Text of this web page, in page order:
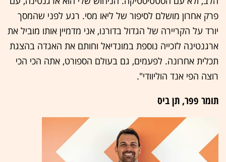
פרק אחרון מושלם לסיפור של ליאו מסי. רגע לפני שהמסך
יורד על הקריירה של הגדול בדורנו, אני מדמיין אותו מוביל את
ארגנטינה לזכייה נוספת במונדיאל וחותם את האגדה בהצגת
תכלית אחרונה. לפעמים, גם בעולם הספורט, אתה הכי הכי
רוצה הפי אנד הוליוודי".
תומר פפר, תן ביס